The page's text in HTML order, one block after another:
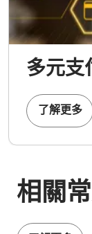
多元支
了解更多
相關